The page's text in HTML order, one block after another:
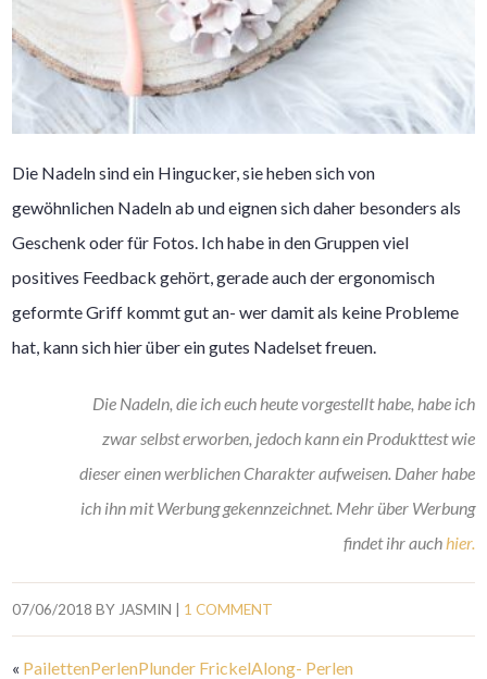
Die Nadeln sind ein Hingucker, sie heben sich von
gewöhnlichen Nadeln ab und eignen sich daher besonders als
Geschenk oder für Fotos. Ich habe in den Gruppen viel
positives Feedback gehört, gerade auch der ergonomisch
geformte Griff kommt gut an- wer damit als keine Probleme
hat, kann sich hier über ein gutes Nadelset freuen.
Die Nadeln, die ich euch heute vorgestellt habe, habe ich
zwar selbst erworben, jedoch kann ein Produkttest wie
dieser einen werblichen Charakter aufweisen. Daher habe
ich ihn mit Werbung gekennzeichnet. Mehr über Werbung
findet ihr auch hier.
07/06/2018 BY JASMIN | 1 COMMENT
« PailettenPerlenPlunder FrickelAlong- Perlen